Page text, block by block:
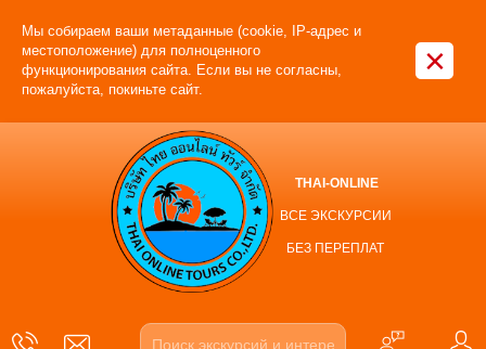
Мы собираем ваши метаданные (cookie, IP-адрес и
местоположение) для полноценного
функционирования сайта. Если вы не согласны,
пожалуйста, покиньте сайт.
×
THAI-ONLINE
ВСЕ ЭКСКУРСИИ
БЕЗ ПЕРЕПЛАТ